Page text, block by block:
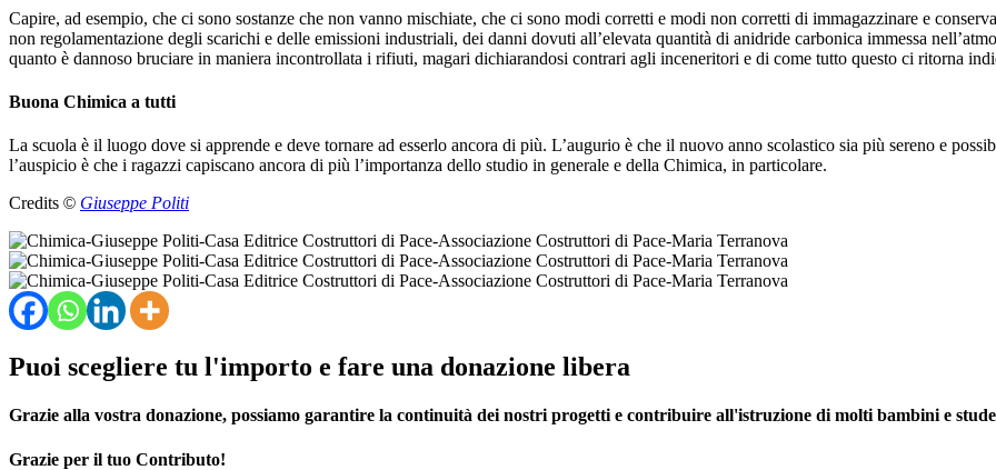
Capire, ad esempio, che ci sono sostanze che non vanno mischiate, che ci sono modi corretti e modi non corretti di immagazzinare e
non regolamentazione degli scarichi e delle emissioni industriali, dei danni dovuti all’elevata quantità di anidride carbonica immessa
quanto è dannoso bruciare in maniera incontrollata i rifiuti, magari dichiarandosi contrari agli inceneritori e di come tutto questo ci ritorna
Buona Chimica a tutti
La scuola è il luogo dove si apprende e deve tornare ad esserlo ancora di più. L’augurio è che il nuovo anno scolastico sia più sereno e
l’auspicio è che i ragazzi capiscano ancora di più l’importanza dello studio in generale e della Chimica, in particolare.
Credits © Giuseppe Politi
Puoi scegliere tu l'importo e fare una donazione libera
Grazie alla vostra donazione, possiamo garantire la continuità dei nostri progetti e contribuire all'istruzione di molti bambini e
Grazie per il tuo Contributo!